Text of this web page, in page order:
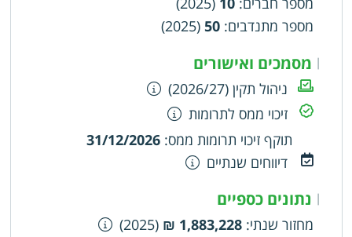
מספר מתנדבים:
50
(2025)
| מסמכים ואישורים
ניהול תקין (2026/27)
זיכוי ממס לתרומות
תוקף זיכוי תרומות ממס:
31/12/2026
דיווחים שנתיים
| נתונים כספיים
מחזור שנתי:
1,883,228 ₪
(2025)